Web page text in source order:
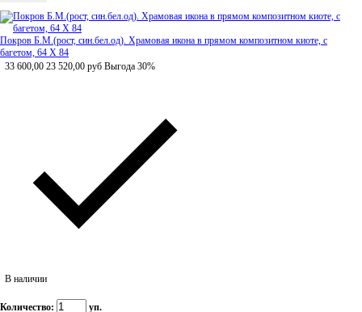
Покров Б.М.(рост, син.бел.од). Храмовая икона в прямом композитном киоте, с
багетом, 64 Х 84
33 600,00 23 520,00 руб Выгода 30%
В наличии
Количество: уп.